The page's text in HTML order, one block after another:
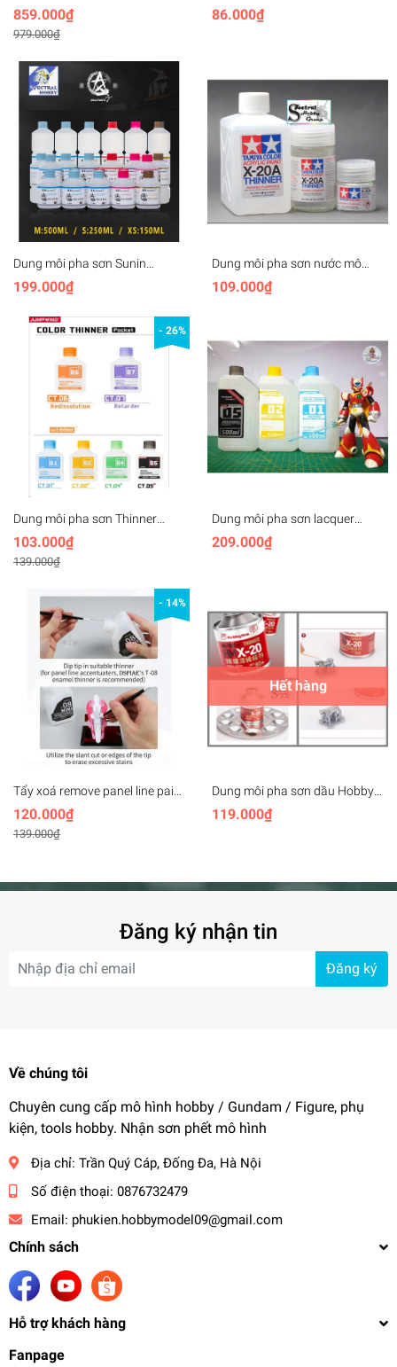
tay portable handheld vacuum
cleaner HC-V
859.000₫
979.000₫
075 trắng xám series White
Blue Gray Sunin paint
86.000₫
Dung môi pha sơn Sunin
Thinner Standard TH01
Metallic TH09 Leveling color
lacquer paint
199.000₫
Dung môi pha sơn nước mô
hình tamiya X20A X-20A
Acrylic Thinner paint
109.000₫
- 26%
Dung môi pha sơn Thinner
lacquer Jumpwind CT01P
CT02P CT05P 150ml
103.000₫
139.000₫
Dung môi pha sơn lacquer
JUMPWIND Thinner Basic,
Leveling, Metallic paint
209.000₫
- 14%
Tẩy xoá remove panel line paint
T08 DSPIAE (X-20) dung môi
pha sơn dầu Enamel thinner
color
120.000₫
139.000₫
Hết hàng
Dung môi pha sơn dầu Hobby
MIO tẩy xóa panel line Enamel
X-20 X20 80ml thinner paint
119.000₫
Đăng ký nhận tin
Đăng ký
Về chúng tôi
Chuyên cung cấp mô hình hobby / Gundam / Figure, phụ
kiện, tools hobby. Nhận sơn phết mô hình
Địa chỉ: Trần Quý Cáp, Đống Đa, Hà Nội
Số điện thoại: 0876732479
Email: phukien.hobbymodel09@gmail.com
Chính sách
Hỗ trợ khách hàng
Fanpage